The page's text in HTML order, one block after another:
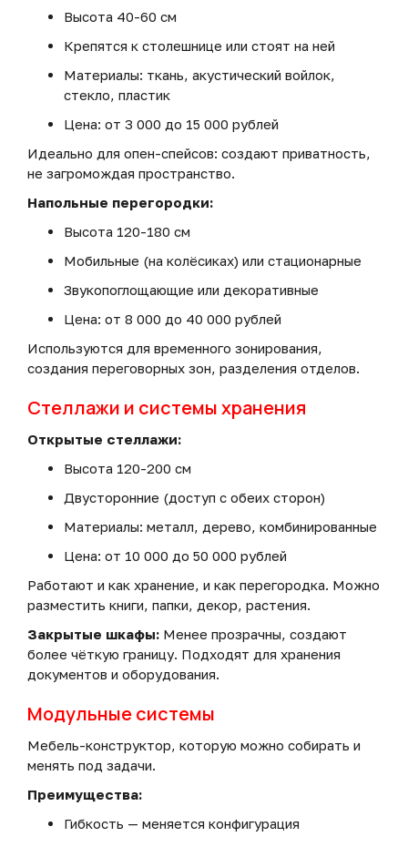
Высота 40-60 см
Крепятся к столешнице или стоят на ней
Материалы: ткань, акустический войлок,
стекло, пластик
Цена: от 3 000 до 15 000 рублей
Идеально для опен-спейсов: создают приватность,
не загромождая пространство.
Напольные перегородки:
Высота 120-180 см
Мобильные (на колёсиках) или стационарные
Звукопоглощающие или декоративные
Цена: от 8 000 до 40 000 рублей
Используются для временного зонирования,
создания переговорных зон, разделения отделов.
Стеллажи и системы хранения
Открытые стеллажи:
Высота 120-200 см
Двусторонние (доступ с обеих сторон)
Материалы: металл, дерево, комбинированные
Цена: от 10 000 до 50 000 рублей
Работают и как хранение, и как перегородка. Можно
разместить книги, папки, декор, растения.
Закрытые шкафы: Менее прозрачны, создают
более чёткую границу. Подходят для хранения
документов и оборудования.
Модульные системы
Мебель-конструктор, которую можно собирать и
менять под задачи.
Преимущества:
Гибкость — меняется конфигурация